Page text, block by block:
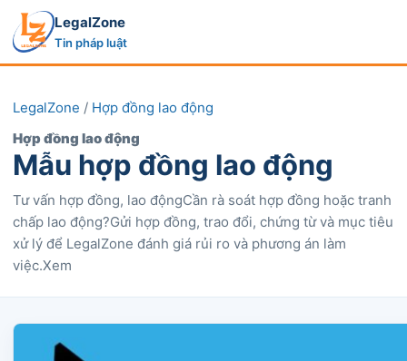
LegalZone
Tin pháp luật
LegalZone / Hợp đồng lao động
Hợp đồng lao động
Mẫu hợp đồng lao động
Tư vấn hợp đồng, lao độngCần rà soát hợp đồng hoặc tranh
chấp lao động?Gửi hợp đồng, trao đổi, chứng từ và mục tiêu
xử lý để LegalZone đánh giá rủi ro và phương án làm
việc.Xem